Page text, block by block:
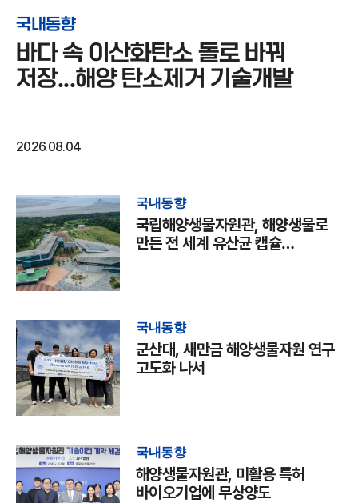
국내동향
바다 속 이산화탄소 돌로 바꿔
저장...해양 탄소제거 기술개발
2026.08.04
국내동향
국립해양생물자원관, 해양생물로
만든 전 세계 유산균 캡슐
국내동향
군산대, 새만금 해양생물자원 연구
고도화 나서
국내동향
해양생물자원관, 미활용 특허
바이오기업에 무상양도